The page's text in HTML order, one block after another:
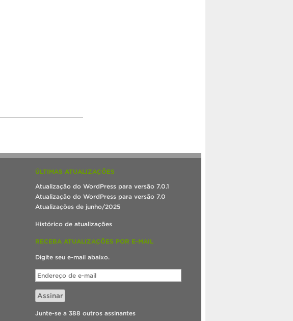
ÚLTIMAS ATUALIZAÇÕES
Atualização do WordPress para versão 7.0.1
Atualização do WordPress para versão 7.0
Atualizações de junho/2025
Histórico de atualizações
RECEBA ATUALIZAÇÕES POR E-MAIL
Digite seu e-mail abaixo.
Endereço
de
e-
mail
Assinar
Junte-se a 388 outros assinantes